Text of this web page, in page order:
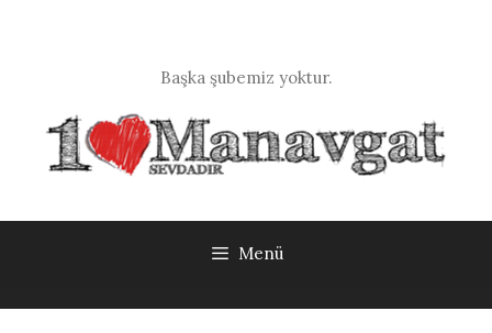
Başka şubemiz yoktur.
Menü